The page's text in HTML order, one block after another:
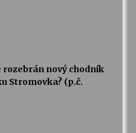
Michala Novenka v Klášteře
svět
rozebrán nový chodník
Stromovka? (p.č.